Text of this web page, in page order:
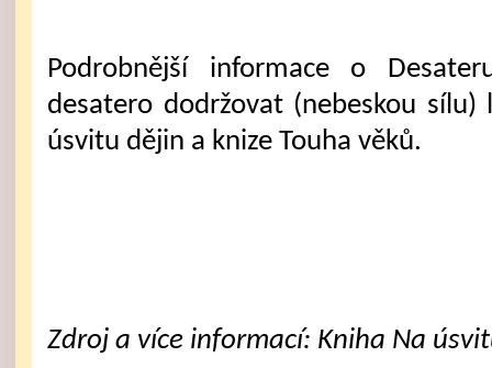
Podrobnější informace o
desatero dodržovat (nebeskou sílu)
úsvitu dějin a knize Touha věků.
Zdroj a více informací: Kniha Na